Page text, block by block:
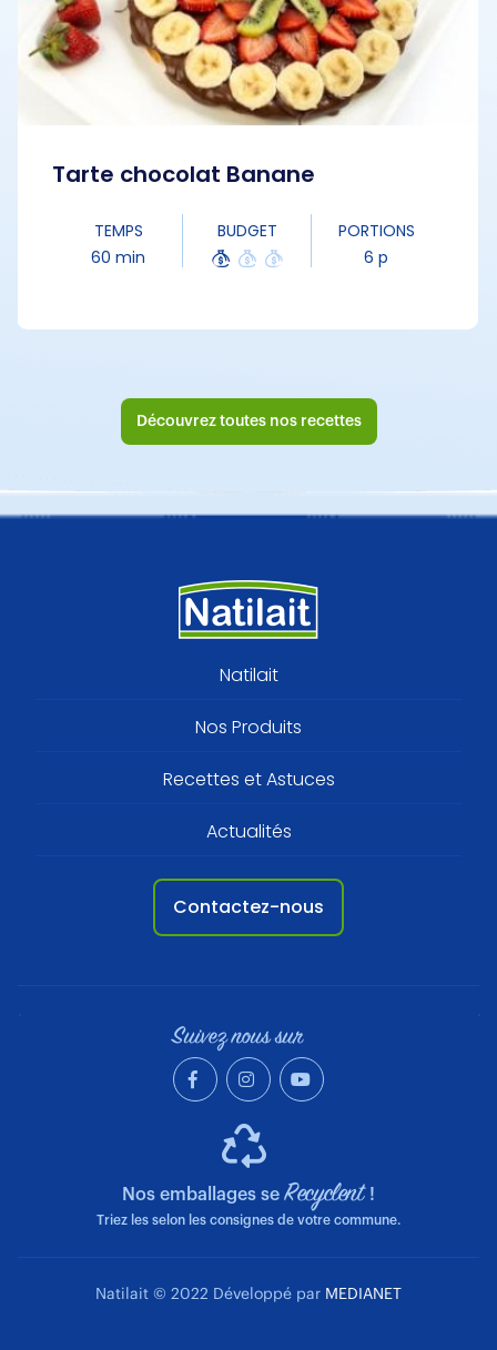
Tarte chocolat Banane
TEMPS
60 min
BUDGET
PORTIONS
6 p
Découvrez toutes nos recettes
Natilait
Nos Produits
Recettes et Astuces
Actualités
Contactez-nous
Suivez nous sur
Nos emballages seRecyclent !
Triez les selon les consignes de votre commune.
Natilait © 2022 Développé par MEDIANET